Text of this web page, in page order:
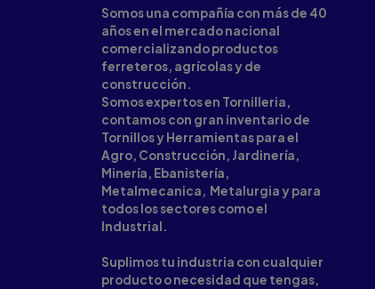
Somos una compañía con más de 40
años en el mercado nacional
comercializando productos
ferreteros, agrícolas y de
construcción.
Somos expertos en Tornilleria,
contamos con gran inventario de
Tornillos y Herramientas para el
Agro, Construcción, Jardinería,
Minería, Ebanistería,
Metalmecanica, Metalurgia y para
todos los sectores como el
Industrial.
Suplimos tu industria con cualquier
producto o necesidad que tengas,